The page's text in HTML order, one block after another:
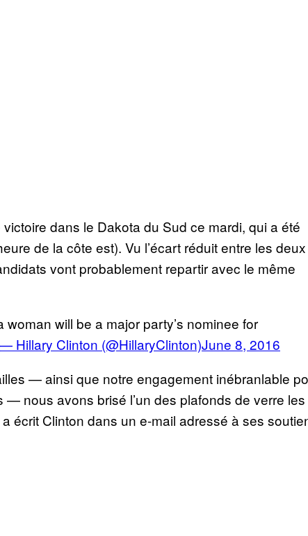
dans le Dakota du Sud ce mardi, qui a été
de la côte est). Vu l’écart réduit entre les deux
vont probablement repartir avec le même
will be a major party’s nominee for
— Hillary Clinton (@HillaryClinton)June 8, 2016
— ainsi que notre engagement inébranlable
nous avons brisé l’un des plafonds de verre
écrit Clinton dans un e-mail adressé à ses